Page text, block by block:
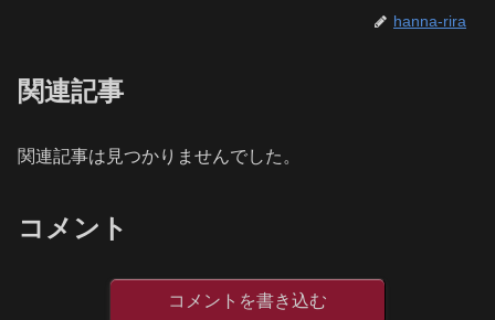
hanna-rira
関連記事
関連記事は見つかりませんでした。
コメント
コメントを書き込む